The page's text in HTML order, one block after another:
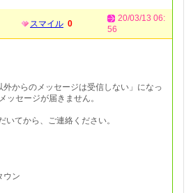
スマイル 0
20/03/13 06:
56
からのメッセージは受信しない」になっ
ッセージが届きません。
いてから、ご連絡ください。
ン